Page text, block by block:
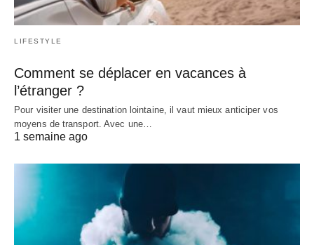
LIFESTYLE
Comment se déplacer en vacances à
l’étranger ?
Pour visiter une destination lointaine, il vaut mieux anticiper vos
moyens de transport. Avec une…
1 semaine ago